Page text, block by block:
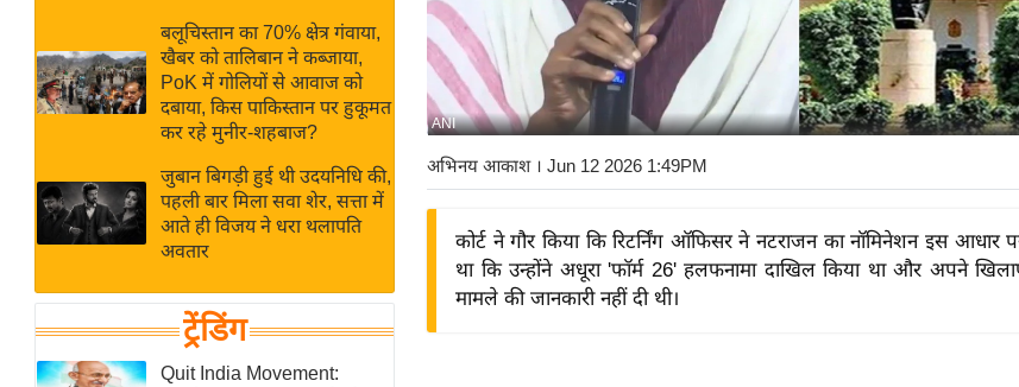
Hindi
Videos
क्रिकेट
IPL
2026
ई-पेपर
मिसाल बेमिसाल
शख्सियत
यंग इंडिया
साहित्य जगत
ऑटो वर्ल्ड
बलूचिस्तान का 70% क्षेत्र गंवाया,
खैबर को तालिबान ने कब्जाया,
PoK में गोलियों से आवाज को
दबाया, किस पाकिस्तान पर हुकूमत
कर रहे मुनीर-शहबाज?
जुबान बिगड़ी हुई थी उदयनिधि की,
पहली बार मिला सवा शेर, सत्ता में
आते ही विजय ने धरा थलापति
अवतार
ट्रेंडिंग
Quit India Movement:
ANI
अभिनय आकाश। Jun 12 2026 1:49PM
कोर्ट ने गौर किया कि रिटर्निंग ऑफिसर ने नटराजन का नॉमिनेशन इस आधार
था कि उन्होंने अधूरा 'फॉर्म 26' हलफनामा दाखिल किया था और अपने
मामले की जानकारी नहीं दी थी।